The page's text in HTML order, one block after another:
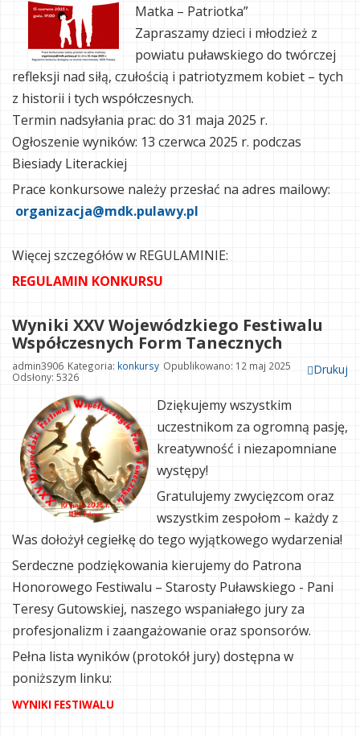
Matka – Patriotka”
Zapraszamy dzieci i młodzież z
powiatu puławskiego do twórczej
refleksji nad siłą, czułością i patriotyzmem kobiet – tych
z historii i tych współczesnych.
Termin nadsyłania prac: do 31 maja 2025 r.
Ogłoszenie wyników: 13 czerwca 2025 r. podczas
Biesiady Literackiej
Prace konkursowe należy przesłać na adres mailowy:
organizacja@mdk.pulawy.pl
Więcej szczegółów w REGULAMINIE:
REGULAMIN KONKURSU
Wyniki XXV Wojewódzkiego Festiwalu
Współczesnych Form Tanecznych
Drukuj
admin3906 Kategoria: konkursy Opublikowano: 12 maj 2025
Odsłony: 5326
Dziękujemy wszystkim
uczestnikom za ogromną pasję,
kreatywność i niezapomniane
występy!
Gratulujemy zwycięzcom oraz
wszystkim zespołom – każdy z
Was dołożył cegiełkę do tego wyjątkowego wydarzenia!
Serdeczne podziękowania kierujemy do Patrona
Honorowego Festiwalu – Starosty Puławskiego - Pani
Teresy Gutowskiej, naszego wspaniałego jury za
profesjonalizm i zaangażowanie oraz sponsorów.
Pełna lista wyników (protokół jury) dostępna w
poniższym linku:
WYNIKI FESTIWALU